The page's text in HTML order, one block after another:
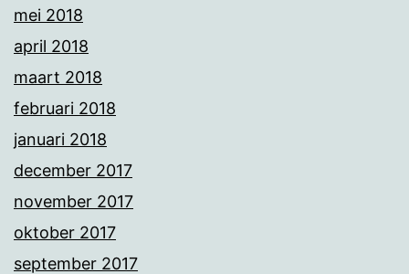
mei 2018
april 2018
maart 2018
februari 2018
januari 2018
december 2017
november 2017
oktober 2017
september 2017